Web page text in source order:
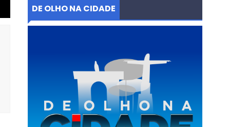
DE OLHO NA CIDADE